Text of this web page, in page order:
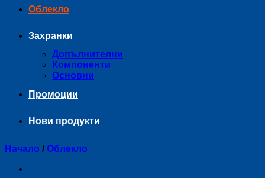
Облекло
Захранки
Допълнителни
Компоненти
Основни
Промоции
Нови продукти
Начало / Облекло